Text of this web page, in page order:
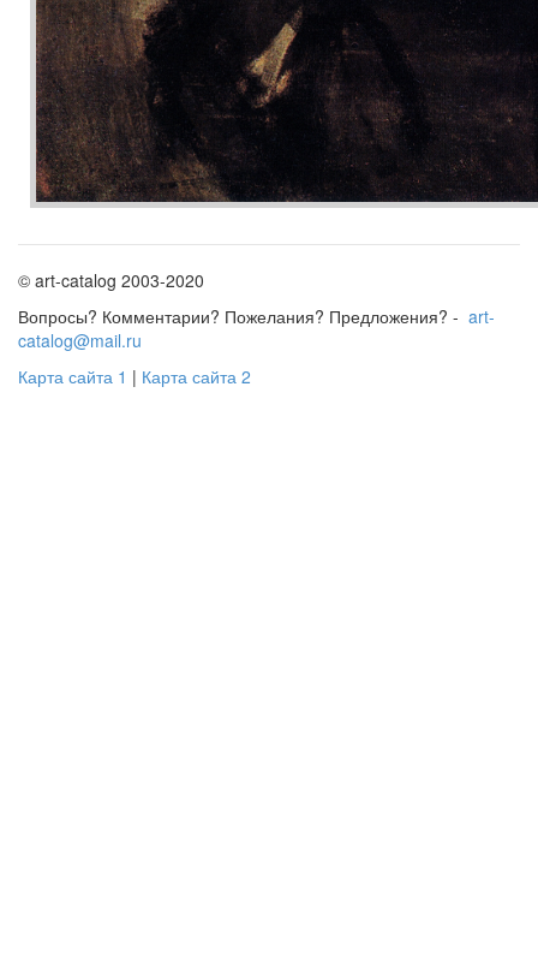
© art-catalog 2003-2020
Вопросы? Комментарии? Пожелания? Предложения? - art-
catalog@mail.ru
Карта сайта 1 | Карта сайта 2